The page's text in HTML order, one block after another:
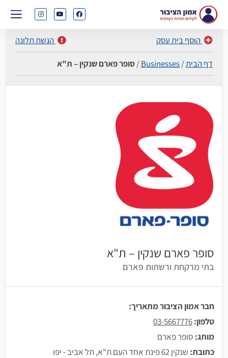
הוסף בית עסק הגשת תלונה
דף הבית/
Businesses
/סופר פארם שנקין – ת"א
סופר פארם שנקין – ת"א
בתי מרקחת ורשתות פארם
חבר אמון הציבור מתאריך:
טלפון:03-5667776
מותג: סופר פארם
כתובת: שנקין 62 פינת אחד העם ת"א, תל אביב - יפו